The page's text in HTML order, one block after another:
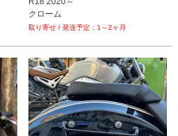
クローム
1～2ヶ月